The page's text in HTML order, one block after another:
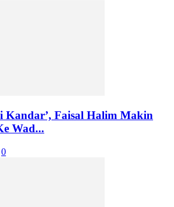
Kandar’, Faisal Halim Makin
Wad...
0